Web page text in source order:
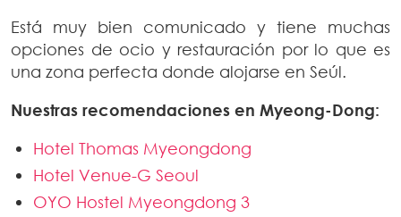
Está muy bien comunicado y tiene muchas
opciones de ocio y restauración por lo que es
una zona perfecta donde alojarse en Seúl.
Nuestras recomendaciones en Myeong-Dong:
Hotel Thomas Myeongdong
Hotel Venue-G Seoul
OYO Hostel Myeongdong 3